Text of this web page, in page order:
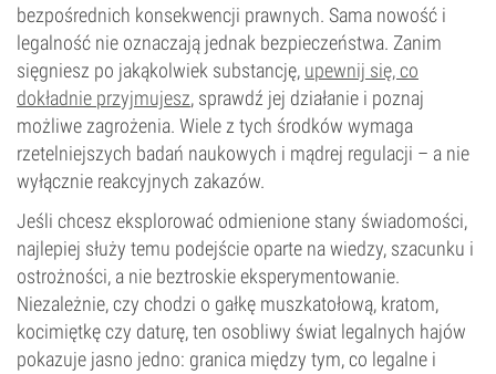
bezpośrednich konsekwencji prawnych. Sama nowość i
legalność nie oznaczają jednak bezpieczeństwa. Zanim
sięgniesz po jakąkolwiek substancję, upewnij się, co
dokładnie przyjmujesz, sprawdź jej działanie i poznaj
możliwe zagrożenia. Wiele z tych środków wymaga
rzetelniejszych badań naukowych i mądrej regulacji – a nie
wyłącznie reakcyjnych zakazów.
Jeśli chcesz eksplorować odmienione stany świadomości,
najlepiej służy temu podejście oparte na wiedzy, szacunku i
ostrożności, a nie beztroskie eksperymentowanie.
Niezależnie, czy chodzi o gałkę muszkatołową, kratom,
kocimiętkę czy daturę, ten osobliwy świat legalnych hajów
pokazuje jasno jedno: granica między tym, co legalne i